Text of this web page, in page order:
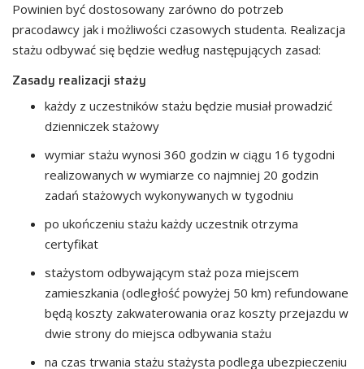
Powinien być dostosowany zarówno do potrzeb
pracodawcy jak i możliwości czasowych studenta. Realizacja
stażu odbywać się będzie według następujących zasad:
Zasady realizacji staży
każdy z uczestników stażu będzie musiał prowadzić
dzienniczek stażowy
wymiar stażu wynosi 360 godzin w ciągu 16 tygodni
realizowanych w wymiarze co najmniej 20 godzin
zadań stażowych wykonywanych w tygodniu
po ukończeniu stażu każdy uczestnik otrzyma
certyfikat
stażystom odbywającym staż poza miejscem
zamieszkania (odległość powyżej 50 km) refundowane
będą koszty zakwaterowania oraz koszty przejazdu w
dwie strony do miejsca odbywania stażu
na czas trwania stażu stażysta podlega ubezpieczeniu